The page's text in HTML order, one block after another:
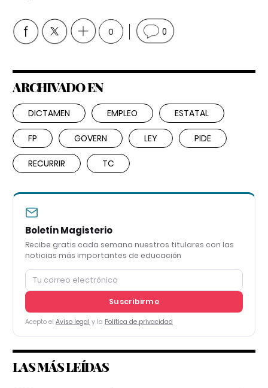
0 0
ARCHIVADO EN
DICTAMEN EMPLEO ESTATAL
FP GOVERN LEY PIDE
RECURRIR TC
Boletín Magisterio
Recibe gratis cada semana nuestros titulares con las
noticias más importantes de educación
Suscribirme
Acepto el Aviso legal y la Política de privacidad
LAS MÁS LEÍDAS